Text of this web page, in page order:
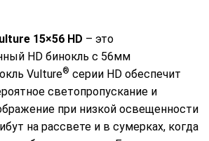
15×56 HD – это
HD бинокль с 56мм
Vulture® серии HD обеспечит
светопропускание и
при низкой освещенности
на рассвете и в сумерках, когда